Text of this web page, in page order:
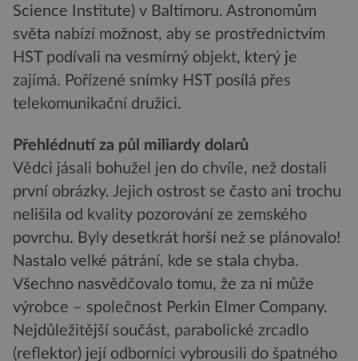
Science Institute) v Baltimoru. Astronomům
světa nabízí možnost, aby se prostřednictvím
HST podívali na vesmírný objekt, který je
zajímá. Pořízené snímky HST posílá přes
telekomunikační družici.
Přehlédnutí za půl miliardy dolarů
Vědci jásali bohužel jen do chvíle, než dostali
první obrázky. Jejich ostrost se často ani trochu
nelišila od kvality pozorování ze zemského
povrchu. Byly desetkrát horší než se plánovalo!
Nastalo velké pátrání, kde se stala chyba.
Všechno nasvědčovalo tomu, že za ni může
výrobce – společnost Perkin Elmer Company.
Nejdůležitější součást, parabolické zrcadlo
(reflektor) její odborníci vybrousili do špatného